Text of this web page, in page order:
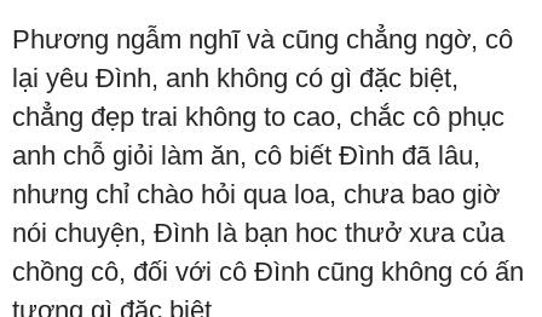
Phương ngẫm nghĩ và cũng chẳng ngờ, cô
lại yêu Đình, anh không có gì đặc biệt,
chẳng đẹp trai không to cao, chắc cô phục
anh chỗ giỏi làm ăn, cô biết Đình đã lâu,
nhưng chỉ chào hỏi qua loa, chưa bao giờ
nói chuyện, Đình là bạn hoc thưở xưa của
chồng cô, đối với cô Đình cũng không có ấn
tượng gì đặc biệt.